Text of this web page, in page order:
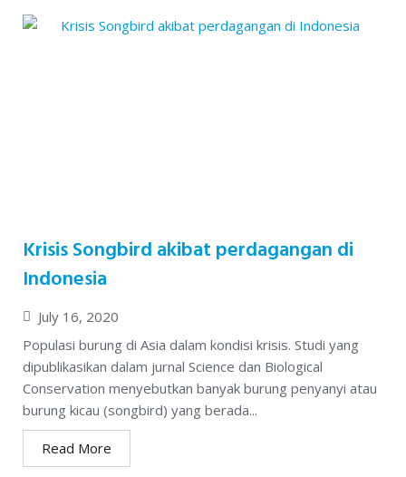
Krisis Songbird akibat perdagangan di
Indonesia
July 16, 2020
Populasi burung di Asia dalam kondisi krisis. Studi yang
dipublikasikan dalam jurnal Science dan Biological
Conservation menyebutkan banyak burung penyanyi atau
burung kicau (songbird) yang berada...
Read More